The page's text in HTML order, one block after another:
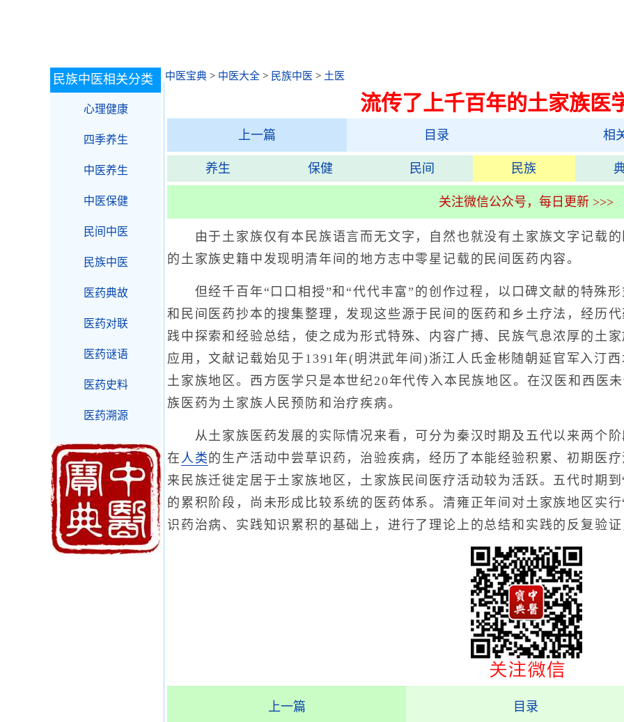
中医宝典 > 中医大全 > 民族中医 > 土医
流传了上千百年的土家族医
上一篇 目录 相
养生 保健 民间 民族
关注微信公众号，每日更新 >>>
由于土家族仅有本民族语言而无文字，自然也就没有土家族文字记载的
的土家族史籍中发现明清年间的地方志中零星记载的民间医药内容。
但经千百年“口口相授”和“代代丰富”的创作过程，以口碑文献的特殊形
和民间医药抄本的搜集整理，发现这些源于民间的医药和乡土疗法，经历
践中探索和经验总结，使之成为形式特殊、内容广搏、民族气息浓厚的土
应用，文献记载始见于1391年(明洪武年间)浙江人氏金彬随朝延官军入汀
土家族地区。西方医学只是本世纪20年代传入本民族地区。在汉医和西医
族医药为土家族人民预防和治疗疾病。
从土家族医药发展的实际情况来看，可分为秦汉时期及五代以来两个阶
在 人类 的生产活动中尝草识药，治验疾病，经历了本能经验积累、初期医
来民族迁徙定居于土家族地区，土家族民间医疗活动较为活跃。五代时期
的累积阶段，尚未形成比较系统的医药体系。清雍正年间对土家族地区实
识药治病、实践知识累积的基础上，进行了理论上的总结和实践的反复验
上一篇 目录
民族中医相关分类
心理健康
四季养生
中医养生
中医保健
民间中医
民族中医
医药典故
医药对联
医药谜语
医药史料
医药溯源